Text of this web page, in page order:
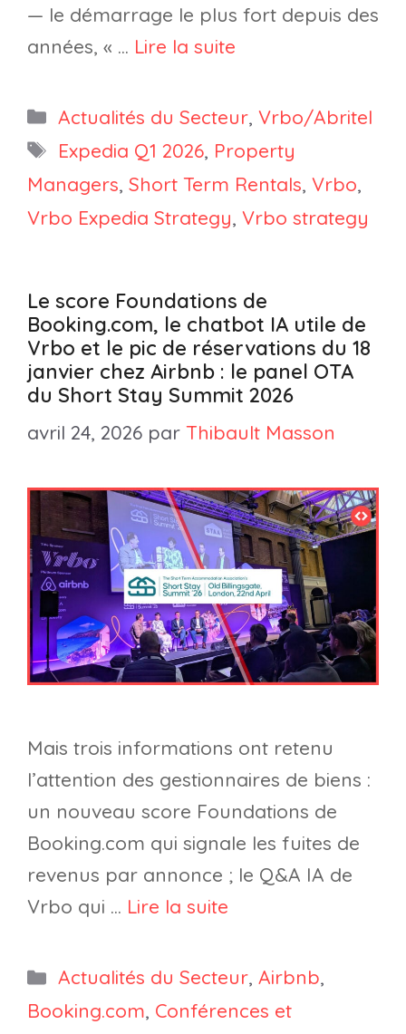
— le démarrage le plus fort depuis des
années, « … Lire la suite
Catégories
Actualités du Secteur, Vrbo/Abritel
Étiquettes
Expedia Q1 2026, Property
Managers, Short Term Rentals, Vrbo,
Vrbo Expedia Strategy, Vrbo strategy
Le score Foundations de
Booking.com, le chatbot IA utile de
Vrbo et le pic de réservations du 18
janvier chez Airbnb : le panel OTA
du Short Stay Summit 2026
avril 24, 2026 par Thibault Masson
Mais trois informations ont retenu
l’attention des gestionnaires de biens :
un nouveau score Foundations de
Booking.com qui signale les fuites de
revenus par annonce ; le Q&A IA de
Vrbo qui … Lire la suite
Catégories
Actualités du Secteur, Airbnb,
Booking.com, Conférences et